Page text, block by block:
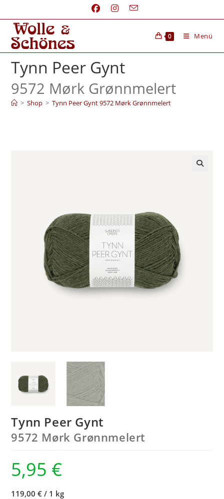
0 Menü
Tynn Peer Gynt
9572 Mørk Grønnmelert
> Shop > Tynn Peer Gynt 9572 Mørk Grønnmelert
Tynn Peer Gynt
9572 Mørk Grønnmelert
5,95 €
119,00 € / 1 kg